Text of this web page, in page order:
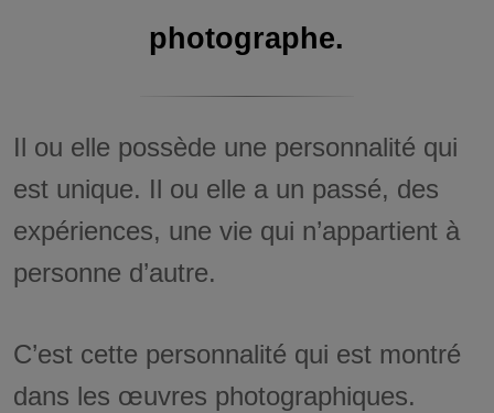
photographe.
Il ou elle possède une personnalité qui
est unique. Il ou elle a un passé, des
expériences, une vie qui n’appartient à
personne d’autre.
C’est cette personnalité qui est montré
dans les œuvres photographiques.